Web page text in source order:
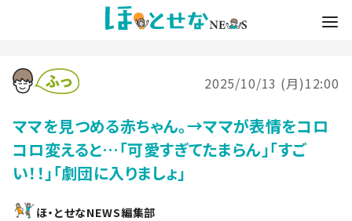
2025/10/13 (月)12:00
ママを見つめる赤ちゃん。→ママが表情をコロ
コロ変えると…「可愛すぎてたまらん」「すご
い！！」「劇団に入りましょ」
ほ・とせなNEWS編集部